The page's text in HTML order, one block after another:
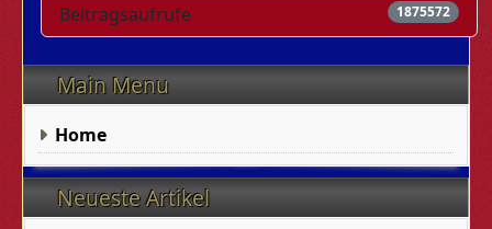
Main Menu
Home
Neueste Artikel
Beitragsaufrufe 1875572